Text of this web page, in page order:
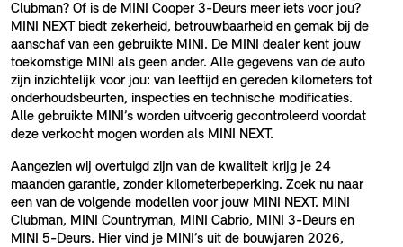
Clubman? Of is de MINI Cooper 3-Deurs meer iets voor jou?
MINI NEXT biedt zekerheid, betrouwbaarheid en gemak bij de
aanschaf van een gebruikte MINI. De MINI dealer kent jouw
toekomstige MINI als geen ander. Alle gegevens van de auto
zijn inzichtelijk voor jou: van leeftijd en gereden kilometers tot
onderhoudsbeurten, inspecties en technische modificaties.
Alle gebruikte MINI’s worden uitvoerig gecontroleerd voordat
deze verkocht mogen worden als MINI NEXT.
Aangezien wij overtuigd zijn van de kwaliteit krijg je 24
maanden garantie, zonder kilometerbeperking. Zoek nu naar
een van de volgende modellen voor jouw MINI NEXT. MINI
Clubman, MINI Countryman, MINI Cabrio, MINI 3-Deurs en
MINI 5-Deurs. Hier vind je MINI’s uit de bouwjaren 2026,